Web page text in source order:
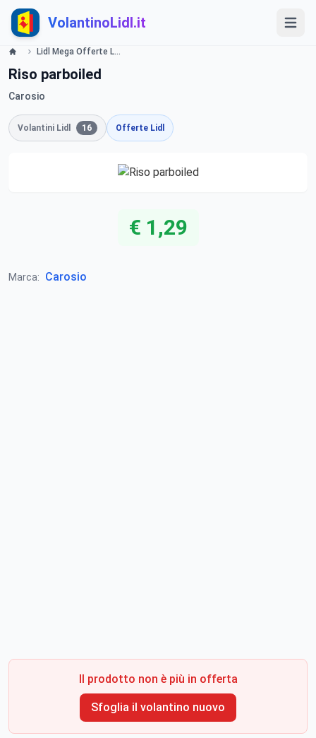
VolantinoLidl.it
Lidl Mega Offerte Lidl
Riso parboiled
Carosio
Volantini Lidl 16 Offerte Lidl
€ 1,29
Marca: Carosio
Il prodotto non è più in offerta
Sfoglia il volantino nuovo